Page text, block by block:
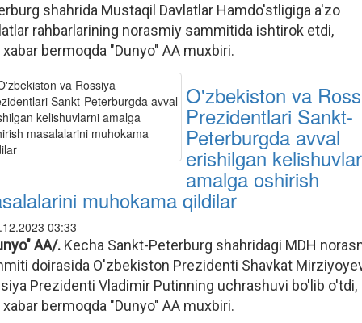
shahrida Mustaqil Davlatlar Hamdo'stligiga a'zo
rahbarlarining norasmiy sammitida ishtirok etdi,
bermoqda "Dunyo" AA muxbiri.
O'zbekiston va
Prezidentlari Sankt-
Peterburgda avval
erishilgan
amalga oshirish
muhokama qildilar
03:33
AA/. Kecha Sankt-Peterburg shahridagi MDH
doirasida O'zbekiston Prezidenti Shavkat
Prezidenti Vladimir Putinning uchrashuvi bo'lib o'tdi,
bermoqda "Dunyo" AA muxbiri.